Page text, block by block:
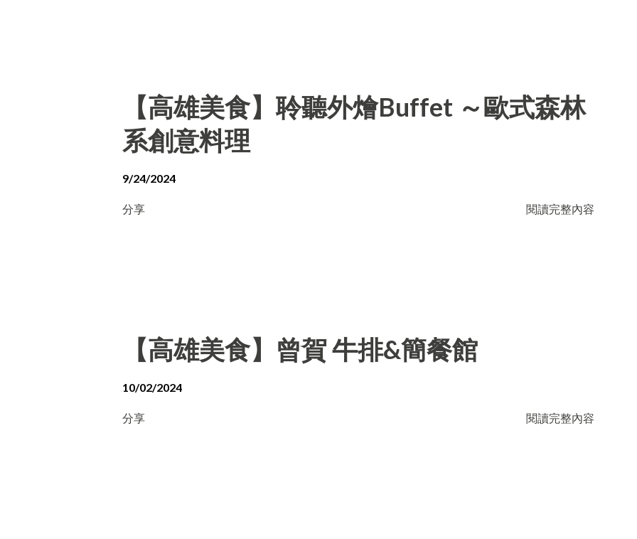
【高雄美食】聆聽外燴Buffet ～歐式森林
系創意料理
9/24/2024
分享 閱讀完整內容
【高雄美食】曾賀 牛排&簡餐館
10/02/2024
分享 閱讀完整內容